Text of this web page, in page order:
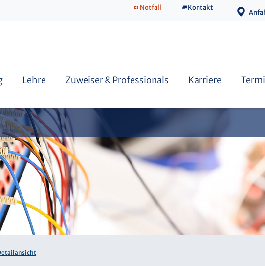
Notfall Kontakt
Lehre Zuweiser & Professionals Karriere